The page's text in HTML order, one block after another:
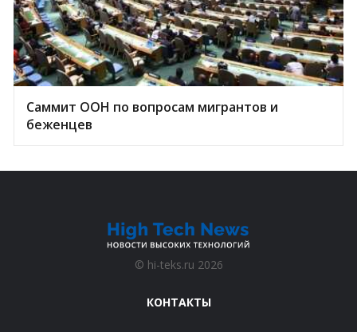
Саммит ООН по вопросам мигрантов и
беженцев
© hi-teks.ru 2026
КОНТАКТЫ